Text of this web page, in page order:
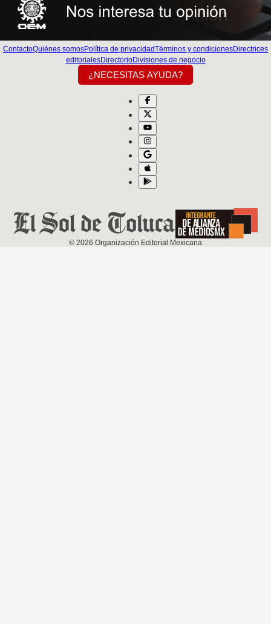
ContactoQuiénes somosPolítica de privacidadTérminos y condicionesDirectrices
editorialesDirectorioDivisiones de negocio
¿NECESITAS AYUDA?
© 2026 Organización Editorial Mexicana